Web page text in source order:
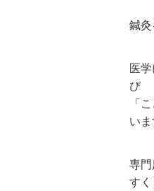
鍼灸
医
び
「
いま
専門
すく